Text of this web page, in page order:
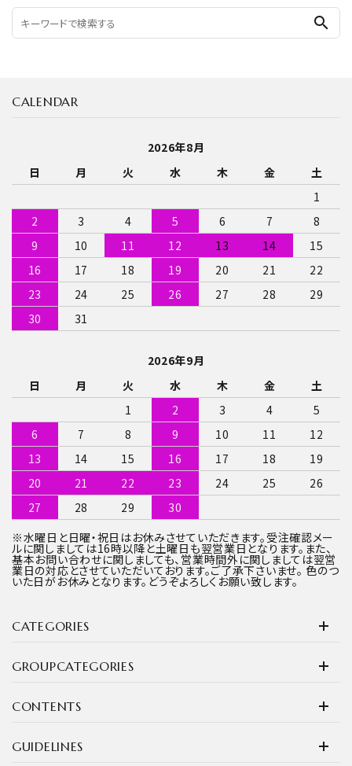
search
CATEGORIES
GROUPCATEGORIES
CONTENTS
CALENDAR
2026年8月
日
月 火 水 木 金
土
1
2
3 4 5 6 7
8
9
10 11 12 13 14
15
16
17 18 19 20 21
22
23
24 25 26 27 28
29
30
31
2026年9月
日
月 火 水 木 金
土
1
2 3 4
5
6
7 8 9 10 11
12
13
14 15 16 17 18
19
20
21 22 23 24 25
26
27
28 29
30
※水曜日と日曜・祝日はお休みさせていただきます。受注確認メー
ルに関しましては16時以降と土曜日も翌営業日となります。また、
基本お問い合わせに関しましても、営業時間外に関しましては翌営
業日の対応とさせていただいております。ご了承下さいませ。 色のつ
いた日がお休みとなります。どうぞよろしくお願い致します。
GUIDELINES